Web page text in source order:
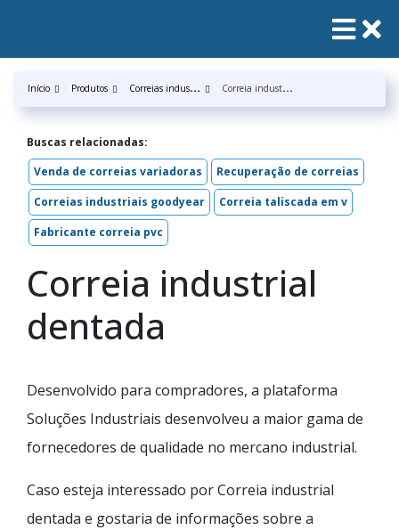
Início Produtos C
orreias industrias C
orreia industrial dentada
Buscas relacionadas:
Venda de correias variadoras
Recuperação de correias
Correias industriais goodyear
Correia taliscada em v
Fabricante correia pvc
Correia industrial
dentada
Desenvolvido para compradores, a plataforma
Soluções Industriais desenvolveu a maior gama de
fornecedores de qualidade no mercano industrial.
Caso esteja interessado por Correia industrial
dentada e gostaria de informações sobre a